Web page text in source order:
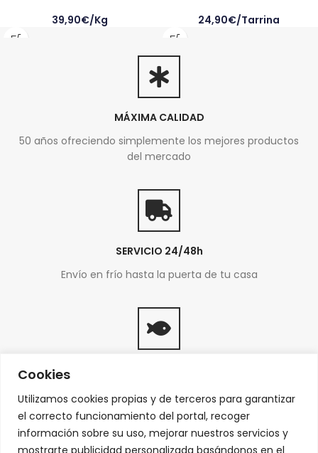
Cookies
Utilizamos cookies propias y de terceros para garantizar
el correcto funcionamiento del portal, recoger
información sobre su uso, mejorar nuestros servicios y
mostrarte publicidad personalizada basándonos en el
39,90€/Kg
24,90€/Tarrina
MÁXIMA CALIDAD
50 años ofreciendo simplemente los mejores productos
del mercado
SERVICIO 24/48h
Envío en frío hasta la puerta de tu casa
Del mar a tu mesa